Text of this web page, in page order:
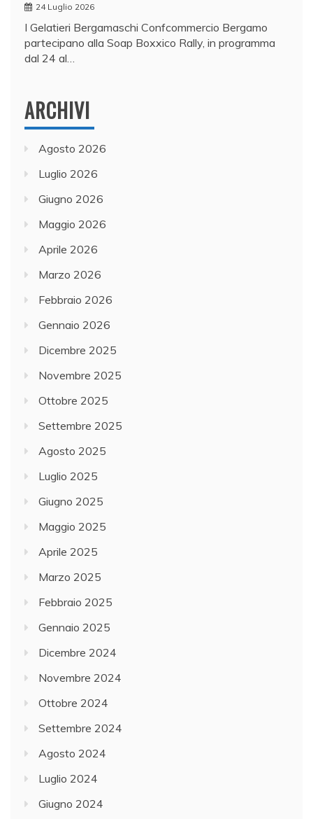
24 Luglio 2026
I Gelatieri Bergamaschi Confcommercio Bergamo
partecipano alla Soap Boxxico Rally, in programma
dal 24 al…
ARCHIVI
Agosto 2026
Luglio 2026
Giugno 2026
Maggio 2026
Aprile 2026
Marzo 2026
Febbraio 2026
Gennaio 2026
Dicembre 2025
Novembre 2025
Ottobre 2025
Settembre 2025
Agosto 2025
Luglio 2025
Giugno 2025
Maggio 2025
Aprile 2025
Marzo 2025
Febbraio 2025
Gennaio 2025
Dicembre 2024
Novembre 2024
Ottobre 2024
Settembre 2024
Agosto 2024
Luglio 2024
Giugno 2024